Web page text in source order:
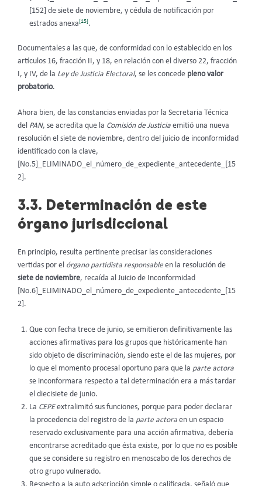
[152] de siete de noviembre, y cédula de notificación por
estrados anexa[15].
Documentales a las que, de conformidad con lo establecido en los
artículos 16, fracción II, y 18, en relación con el diverso 22, fracción
I, y IV, de la Ley de Justicia Electoral, se les concede pleno valor
probatorio.
Ahora bien, de las constancias enviadas por la Secretaria Técnica
del PAN, se acredita que la Comisión de Justicia emitió una nueva
resolución el siete de noviembre, dentro del juicio de inconformidad
identificado con la clave,
[No.5]_ELIMINADO_el_número_de_expediente_antecedente_[15
2].
3.3. Determinación de este
órgano jurisdiccional
En principio, resulta pertinente precisar las consideraciones
vertidas por el órgano partidista responsableen la resolución de
siete de noviembre, recaída al Juicio de Inconformidad
[No.6]_ELIMINADO_el_número_de_expediente_antecedente_[15
2].
Que con fecha trece de junio, se emitieron definitivamente las
acciones afirmativas para los grupos que históricamente han
sido objeto de discriminación, siendo este el de las mujeres, por
lo que el momento procesal oportuno para que la parte actora
se inconformara respecto a tal determinación era a más tardar
el diecisiete de junio.
La CEPEextralimitó sus funciones, porque para poder declarar
la procedencia del registro de la parte actora en un espacio
reservado exclusivamente para una acción afirmativa, debería
encontrarse acreditado que ésta existe, por lo que no es posible
que se considere su registro en menoscabo de los derechos de
otro grupo vulnerado.
Respecto a la auto adscripción simple o calificada, señaló que